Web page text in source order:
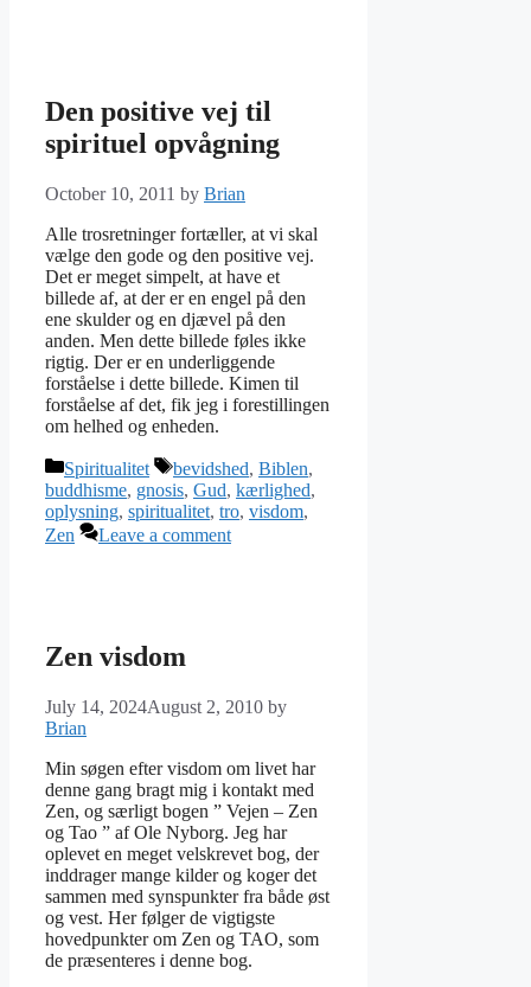
Den positive vej til
spirituel opvågning
October 10, 2011 by Brian
Alle trosretninger fortæller, at vi skal
vælge den gode og den positive vej.
Det er meget simpelt, at have et
billede af, at der er en engel på den
ene skulder og en djævel på den
anden. Men dette billede føles ikke
rigtig. Der er en underliggende
forståelse i dette billede. Kimen til
forståelse af det, fik jeg i forestillingen
om helhed og enheden.
Categories
Spiritualitet Tags
bevidshed, Biblen,
buddhisme, gnosis, Gud, kærlighed,
oplysning, spiritualitet, tro, visdom,
Zen
Leave a comment
Zen visdom
July 14, 2024August 2, 2010 by
Brian
Min søgen efter visdom om livet har
denne gang bragt mig i kontakt med
Zen, og særligt bogen ” Vejen – Zen
og Tao ” af Ole Nyborg. Jeg har
oplevet en meget velskrevet bog, der
inddrager mange kilder og koger det
sammen med synspunkter fra både øst
og vest. Her følger de vigtigste
hovedpunkter om Zen og TAO, som
de præsenteres i denne bog.